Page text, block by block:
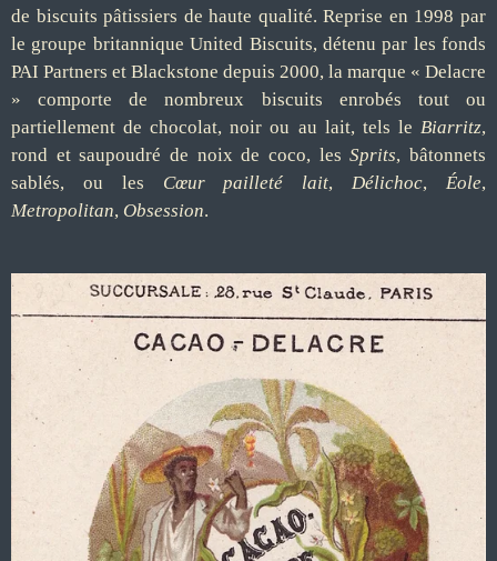
de biscuits pâtissiers de haute qualité. Reprise en 1998 par
le groupe britannique United Biscuits, détenu par les fonds
PAI Partners et Blackstone depuis 2000, la marque « Delacre
» comporte de nombreux biscuits enrobés tout ou
partiellement de chocolat, noir ou au lait, tels le Biarritz,
rond et saupoudré de noix de coco, lesSprits, bâtonnets
sablés, ou les Cœur pailleté lait, Délichoc, Éole,
Metropolitan, Obsession.